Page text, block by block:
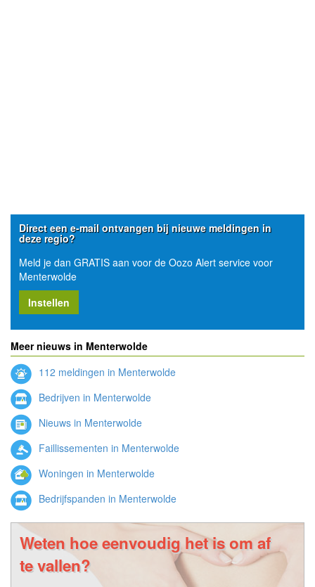
Direct een e-mail ontvangen bij nieuwe meldingen in
deze regio?
Meld je dan GRATIS aan voor de Oozo Alert service voor
Menterwolde
Instellen
Meer nieuws in Menterwolde
112 meldingen in Menterwolde
Bedrijven in Menterwolde
Nieuws in Menterwolde
Faillissementen in Menterwolde
Woningen in Menterwolde
Bedrijfspanden in Menterwolde
Weten hoe eenvoudig het is om af
te vallen?